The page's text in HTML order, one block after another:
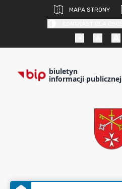
MAPA STRONY
biuletyn
informacji publicznej